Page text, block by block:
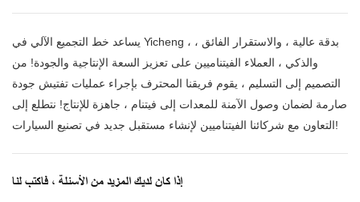
يساعد خط التجميع الآلي في Yicheng ، بدقة عالية ، والاستقرار الفائق ،
والذكي ، العملاء الفيتناميين على تعزيز السعة الإنتاجية والجودة! من
التصميم إلى التسليم ، يقوم فريقنا المحترف بإجراء عمليات تفتيش جودة
صارمة لضمان وصول الآمنة للمعدات إلى فيتنام ، جاهزة للإنتاج! نتطلع إلى
التعاون مع شركائنا الفيتناميين لإنشاء مستقبل جديد في تصنيع السيارات!
إذا كان لديك المزيد من الأسئلة ، فاكتب لنا